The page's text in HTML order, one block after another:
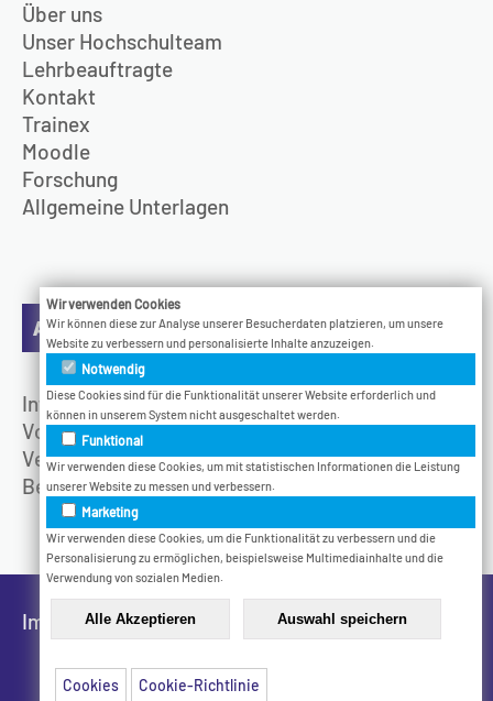
Über uns
Unser Hochschulteam
Lehrbeauftragte
Kontakt
Trainex
Moodle
Forschung
Allgemeine Unterlagen
Aktuelles
Infotage
Vodcast
Veranstaltungen
Bethel.Jetzt
Impressum Datenschutz
Wir verwenden Cookies
Wir können diese zur Analyse unserer Besucherdaten platzieren, um unsere
Website zu verbessern und personalisierte Inhalte anzuzeigen.
Notwendig
Diese Cookies sind für die Funktionalität unserer Website erforderlich und
können in unserem System nicht ausgeschaltet werden.
Funktional
Wir verwenden diese Cookies, um mit statistischen Informationen die Leistung
unserer Website zu messen und verbessern.
Marketing
Wir verwenden diese Cookies, um die Funktionalität zu verbessern und die
Personalisierung zu ermöglichen, beispielsweise Multimediainhalte und die
Verwendung von sozialen Medien.
Cookies Cookie-Richtlinie